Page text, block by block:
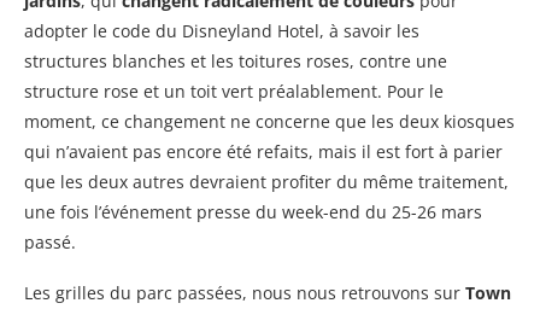
adopter le code du Disneyland Hotel, à savoir les
structures blanches et les toitures roses, contre une
structure rose et un toit vert préalablement. Pour le
moment, ce changement ne concerne que les deux kiosques
qui n’avaient pas encore été refaits, mais il est fort à parier
que les deux autres devraient profiter du même traitement,
une fois l’événement presse du week-end du 25-26 mars
passé.
Les grilles du parc passées, nous nous retrouvons sur Town